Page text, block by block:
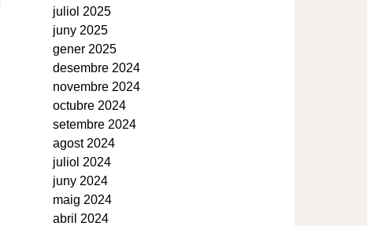
juliol 2025
juny 2025
gener 2025
desembre 2024
novembre 2024
octubre 2024
setembre 2024
agost 2024
juliol 2024
juny 2024
maig 2024
abril 2024